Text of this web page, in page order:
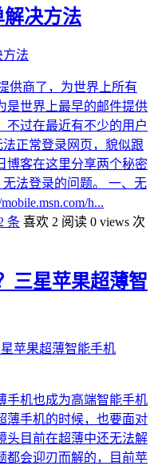
决方法
供商了，为世界上所有
是世界上最早的邮件提供
不过在最近有不少的用户
正常登录网页，貌似跟
博客在这里分享两个秘密
法登录的问题。 一、无
h...
条 喜欢 2 阅读 0 views 次
三星苹果超薄智
手机也成为高端智能手机
薄手机的时候，也要面对
头目前在超薄中还无法解
都会迎刃而解的，目前苹